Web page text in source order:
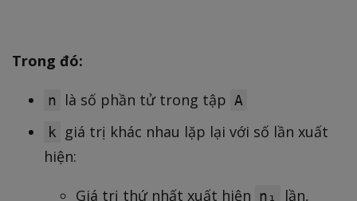
Trong đó:
n là số phần tử trong tập A
k
giá trị khác nhau lặp lại với số lần xuất
hiện:
Giá trị thứ nhất xuất hiện n₁
lần,